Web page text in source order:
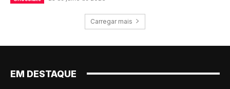
Carregar mais
EM DESTAQUE